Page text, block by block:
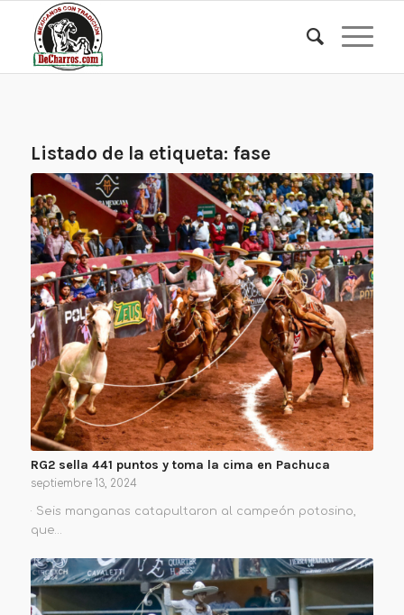
Listado de la etiqueta: fase
RG2 sella 441 puntos y toma la cima en Pachuca
septiembre 13, 2024
· Seis manganas catapultaron al campeón potosino,
que…